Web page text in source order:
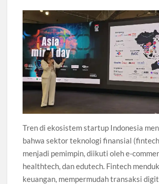
Tren di ekosistem startup Indonesia
bahwa sektor teknologi finansial
menjadi pemimpin, diikuti oleh e-
healthtech, dan edutech. Fintech
keuangan, mempermudah transaksi